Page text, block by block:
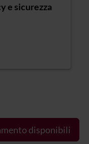
e sicurezza
disponibili